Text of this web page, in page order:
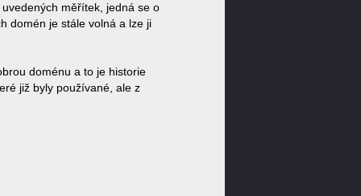
měřítek, jedná se o
domén je stále volná a lze ji
doménu a to je historie
již byly používané, ale z